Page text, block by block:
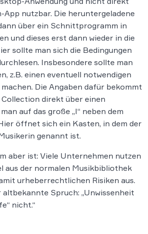
App nutzbar. Die heruntergeladene
über ein Schnittprogramm in
und dieses erst dann wieder in die
sollte man sich die Bedingungen
Insbesondere sollte man
z.B. einen eventuell notwendigen
Die Angaben dafür bekommt
Collection direkt über einen
auf das große „I“ neben dem
öffnet sich ein Kasten, in dem der
genannt ist.
aber ist: Viele Unternehmen nutzen
aus der normalen Musikbibliothek
urheberrechtlichen Risiken aus.
Spruch: „Unwissenheit
nicht.“